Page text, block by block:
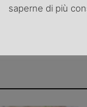
saperne di più